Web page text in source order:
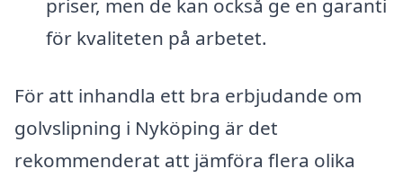
priser, men de kan också ge en garanti
för kvaliteten på arbetet.
För att inhandla ett bra erbjudande om
golvslipning i Nyköping är det
rekommenderat att jämföra flera olika